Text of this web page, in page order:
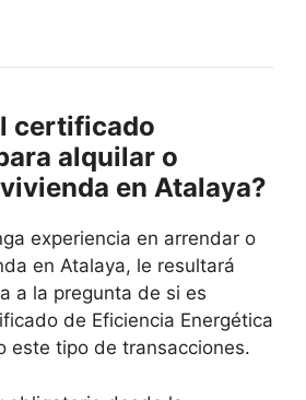
certificado
alquilar o
en Atalaya?
experiencia en arrendar o
en Atalaya, le resultará
a la pregunta de si es
de Eficiencia Energética
este tipo de transacciones.